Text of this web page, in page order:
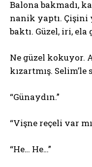
Balona bakmadı,
nanik yaptı. Çişini
baktı. Güzel, iri, ela
Ne güzel kokuyor.
kızartmış.
“Günaydın.”
“Vişne reçeli var
“He… He…”